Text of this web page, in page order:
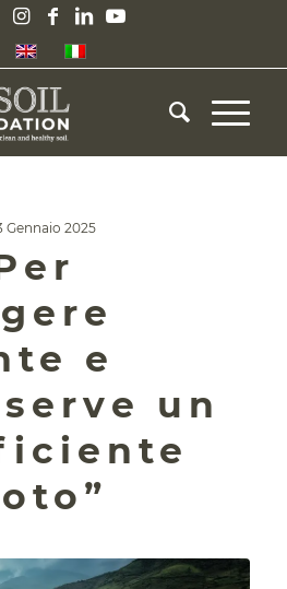
Gennaio 2025
e
un